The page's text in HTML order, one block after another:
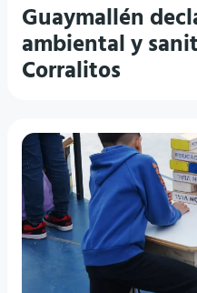
Guaymallén
ambiental y
Corralitos